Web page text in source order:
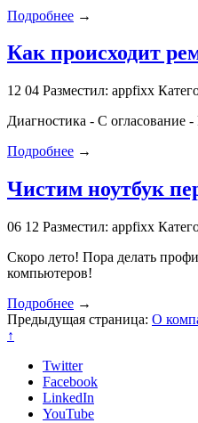
Подробнее →
Как происходит
12 04 Разместил: appfixx
Диагностика - С огласование
Подробнее →
Чистим ноутбук
06 12 Разместил: appfixx
Скоро лето! Пора делать
компьютеров!
Подробнее →
Предыдущая страница: О
↑
Twitter
Facebook
LinkedIn
YouTube